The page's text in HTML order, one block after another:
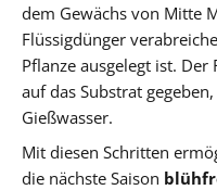
dem Gewächs von Mitte
Flüssigdünger
Pflanze ausgelegt ist.
auf das Substrat
Gießwasser.
Mit diesen Schritten
die nächste Saison